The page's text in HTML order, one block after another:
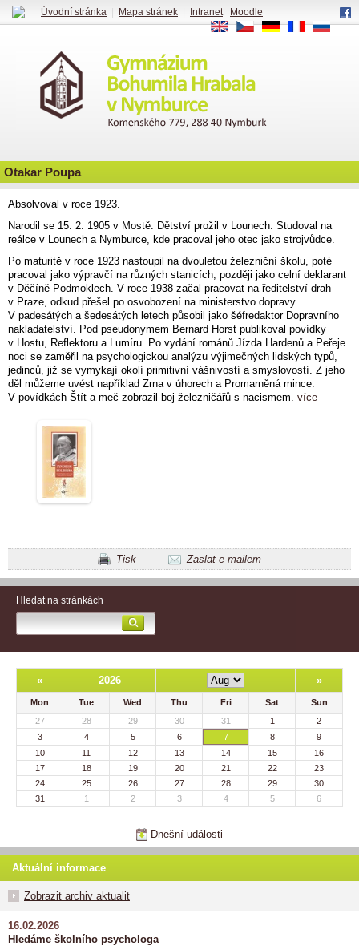
Otakar Poupa
Absolvoval v roce 1923.
Narodil se 15. 2. 1905 v Mostě. Dětství prožil v Lounech. Studoval na
reálce v Lounech a Nymburce, kde pracoval jeho otec jako strojvůdce.
Po maturitě v roce 1923 nastoupil na dvouletou železniční školu, poté
pracoval jako výpravčí na různých stanicích, později jako celní deklarant
v Děčíně-Podmoklech. V roce 1938 začal pracovat na ředitelství drah
v Praze, odkud přešel po osvobození na ministerstvo dopravy.
V padesátých a šedesátých letech působil jako šéfredaktor Dopravního
nakladatelství. Pod pseudonymem Bernard Horst publikoval povídky
v Hostu, Reflektoru a Lumíru. Po vydání románů Jízda Hardenů a Peřeje
noci se zaměřil na psychologickou analýzu výjimečných lidských typů,
jedinců, již se vymykají okolí primitivní vášnivostí a smyslovostí. Z jeho
děl můžeme uvést například Zrna v úhorech a Promarněná mince.
V povídkách Štít a meč zobrazil boj železničářů s nacismem. více
Tisk Zaslat e-mailem
Hledat na stránkách
« 2026 »
Mon Tue Wed Thu Fri Sat
Sun
27
28 29 30 31 1
2
3
4 5 6 7 8
9
10
11 12 13 14 15
16
17
18 19 20 21 22
23
24
25 26 27 28 29
30
31
1 2 3 4 5 6
Dnešní události
Aktuální informace
Zobrazit archiv aktualit
16.02.2026
Hledáme školního psychologa
Úvodní stránka Mapa stránek Intranet|
Moodle
EN
CS DE FR RU